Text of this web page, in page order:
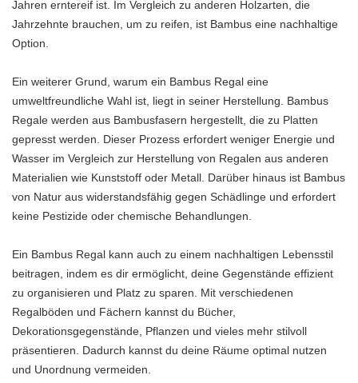
Jahren erntereif ist. Im Vergleich zu anderen Holzarten, die
Jahrzehnte brauchen, um zu reifen, ist Bambus eine nachhaltige
Option.
Ein weiterer Grund, warum ein Bambus Regal eine
umweltfreundliche Wahl ist, liegt in seiner Herstellung. Bambus
Regale werden aus Bambusfasern hergestellt, die zu Platten
gepresst werden. Dieser Prozess erfordert weniger Energie und
Wasser im Vergleich zur Herstellung von Regalen aus anderen
Materialien wie Kunststoff oder Metall. Darüber hinaus ist Bambus
von Natur aus widerstandsfähig gegen Schädlinge und erfordert
keine Pestizide oder chemische Behandlungen.
Ein Bambus Regal kann auch zu einem nachhaltigen Lebensstil
beitragen, indem es dir ermöglicht, deine Gegenstände effizient
zu organisieren und Platz zu sparen. Mit verschiedenen
Regalböden und Fächern kannst du Bücher,
Dekorationsgegenstände, Pflanzen und vieles mehr stilvoll
präsentieren. Dadurch kannst du deine Räume optimal nutzen
und Unordnung vermeiden.